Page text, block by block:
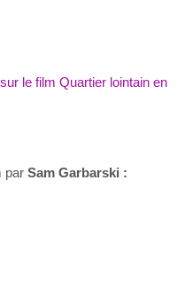
le film Quartier lointain en
par Sam Garbarski :